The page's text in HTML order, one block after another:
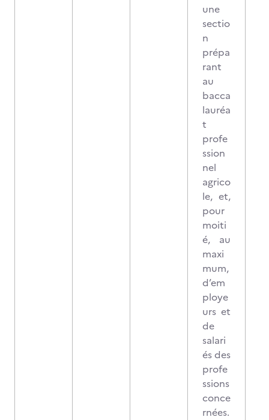
une
sectio
n
prépa
rant
au
bacca
lauréa
t
profe
ssion
nel
agrico
le, et,
pour
moiti
é, au
maxi
mum,
d’em
ploye
urs et
de
salari
és des
profe
ssions
conce
rnées.